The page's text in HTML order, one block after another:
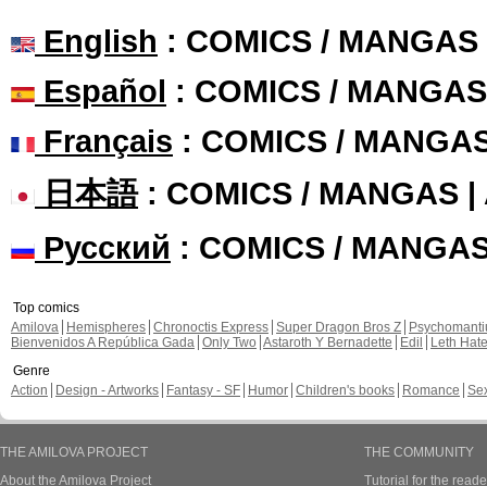
English : COMICS /
Español : COMICS /
Français : COMICS /
日本語: COMICS / MANGAS |
Русский : COMICS /
Top comics
Amilova
Hemispheres Chronoctis Express Super Dragon Bros Z
Bienvenidos A República Gada Only Two Astaroth Y Bernadette Edil
Leth Hate
Genre
Action
Design - Artworks Fantasy - SF Humor Children's books Romance
THE AMILOVA PROJECT
About the Amilova Project
THE COMMUNITY
Tutorial for the